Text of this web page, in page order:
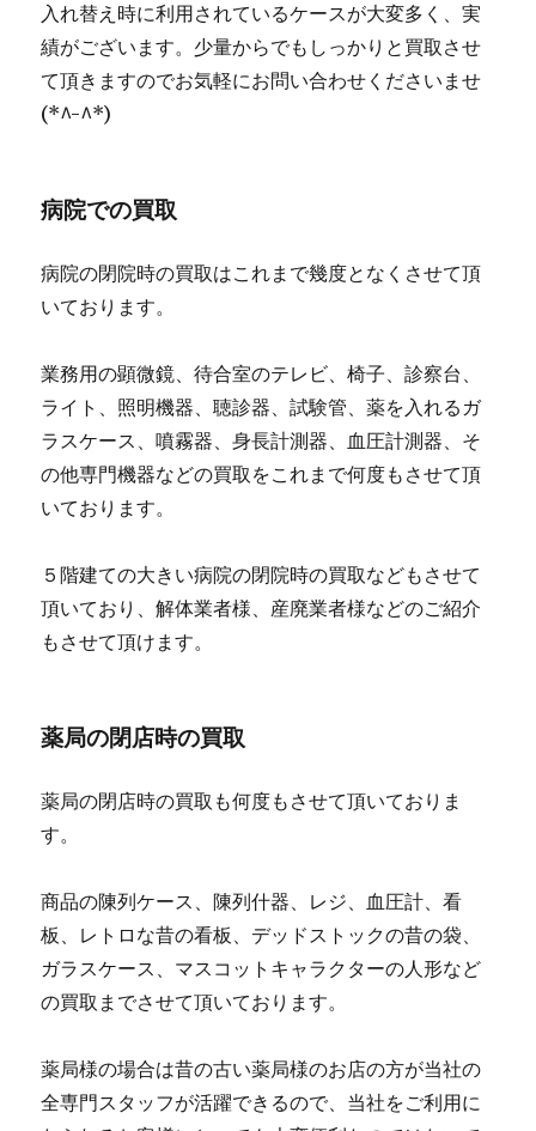
入れ替え時に利用されているケースが大変多く、実
績がございます。少量からでもしっかりと買取させ
て頂きますのでお気軽にお問い合わせくださいませ
(*^-^*)
病院での買取
病院の閉院時の買取はこれまで幾度となくさせて頂
いております。
業務用の顕微鏡、待合室のテレビ、椅子、診察台、
ライト、照明機器、聴診器、試験管、薬を入れるガ
ラスケース、噴霧器、身長計測器、血圧計測器、そ
の他専門機器などの買取をこれまで何度もさせて頂
いております。
５階建ての大きい病院の閉院時の買取などもさせて
頂いており、解体業者様、産廃業者様などのご紹介
もさせて頂けます。
薬局の閉店時の買取
薬局の閉店時の買取も何度もさせて頂いておりま
す。
商品の陳列ケース、陳列什器、レジ、血圧計、看
板、レトロな昔の看板、デッドストックの昔の袋、
ガラスケース、マスコットキャラクターの人形など
の買取までさせて頂いております。
薬局様の場合は昔の古い薬局様のお店の方が当社の
全専門スタッフが活躍できるので、当社をご利用に